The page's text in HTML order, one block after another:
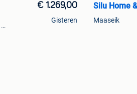
€ 1.269,00
Gisteren
Silu Home
Maaseik